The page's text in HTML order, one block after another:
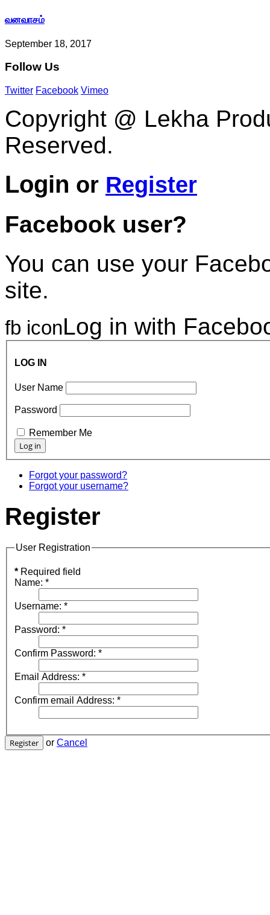
வனவாசம்
September 18, 2017
Follow Us
Twitter Facebook Vimeo
Copyright @ Lekha
Reserved.
Login or Register
Facebook user?
You can use your
site.
fb iconLog in with
LOG IN
User Name
Password
Remember Me
Forgot your password?
Forgot your username?
Register
User Registration
* Required field
Name: *
Username: *
Password: *
Confirm Password: *
Email Address: *
Confirm email Address: *
Register or Cancel